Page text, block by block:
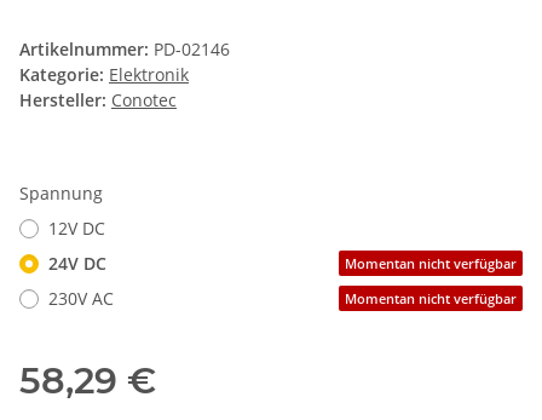
Artikelnummer: PD-02146
Kategorie: Elektronik
Hersteller: Conotec
Spannung
12V DC
24V DC
Momentan nicht verfügbar
230V AC Momentan nicht verfügbar
58,29 €